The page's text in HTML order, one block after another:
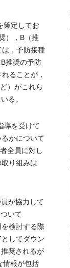
策定してお
），B（推
，予防接種
推奨の予防
ることが，
）がこれら
る。
導を受けて
かについて
全員に対し
り組みは
が協力して
いて
検討する際
してダウン
奨されるが
情報が包括